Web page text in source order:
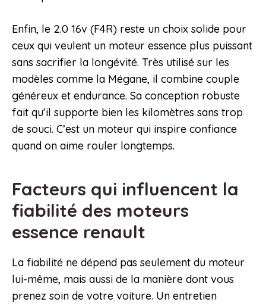
Enfin, le 2.0 16v (F4R) reste un choix solide pour
ceux qui veulent un moteur essence plus puissant
sans sacrifier la longévité. Très utilisé sur les
modèles comme la Mégane, il combine couple
généreux et endurance. Sa conception robuste
fait qu’il supporte bien les kilomètres sans trop
de souci. C’est un moteur qui inspire confiance
quand on aime rouler longtemps.
Facteurs qui influencent la
fiabilité des moteurs
essence renault
La fiabilité ne dépend pas seulement du moteur
lui-même, mais aussi de la manière dont vous
prenez soin de votre voiture. Un entretien